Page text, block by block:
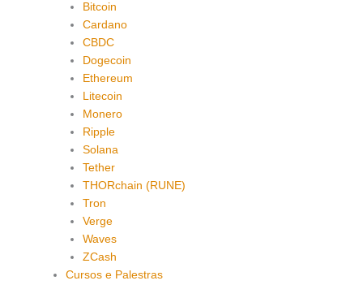
Bitcoin
Cardano
CBDC
Dogecoin
Ethereum
Litecoin
Monero
Ripple
Solana
Tether
THORchain (RUNE)
Tron
Verge
Waves
ZCash
Cursos e Palestras